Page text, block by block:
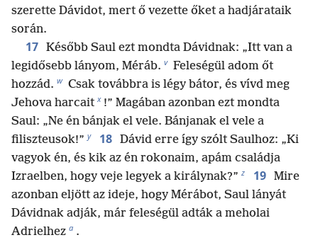
szerette Dávidot, mert ő vezette őket a hadjárataik
során.
17 Később Saul ezt mondta Dávidnak: „Itt van a
legidősebb lányom, Méráb. v Feleségül adom őt
hozzád. w Csak továbbra is légy bátor, és vívd meg
Jehova harcait x !” Magában azonban ezt mondta
Saul: „Ne én bánjak el vele. Bánjanak el vele a
filiszteusok!” y 18 Dávid erre így szólt Saulhoz: „Ki
vagyok én, és kik az én rokonaim, apám családja
Izraelben, hogy veje legyek a királynak?” z 19 Mire
azonban eljött az ideje, hogy Mérábot, Saul lányát
Dávidnak adják, már feleségül adták a meholai
Adrielhez a .